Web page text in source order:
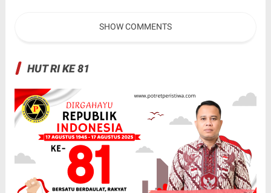
SHOW COMMENTS
HUT RI KE 81